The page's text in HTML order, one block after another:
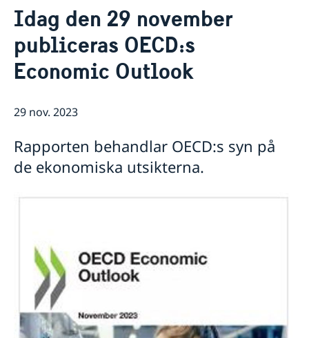
Om oss
Praktisk information för delegater
Sverige och OECD
OECD:s kommande program
Unescos kommande program
Adressregister - Medlemsländernas delegationer
Dataskyddspolicy (GDPR)
Aktuellt
Lediga tjänster
Idag den 29 november
publiceras OECD:s
Economic Outlook
29 nov. 2023
Rapporten behandlar OECD:s syn på
de ekonomiska utsikterna.